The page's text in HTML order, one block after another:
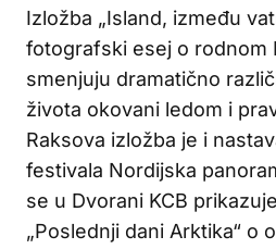
Izložba „Island, između
fotografski esej o rodnom
smenjuju dramatično
života okovani ledom i
Raksova izložba je i
festivala Nordijska
se u Dvorani KCB
„Poslednji dani Arktika“ o